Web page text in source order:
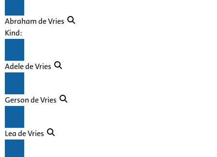
Abraham de Vries
Kind:
Adele de Vries
Gerson de Vries
Lea de Vries